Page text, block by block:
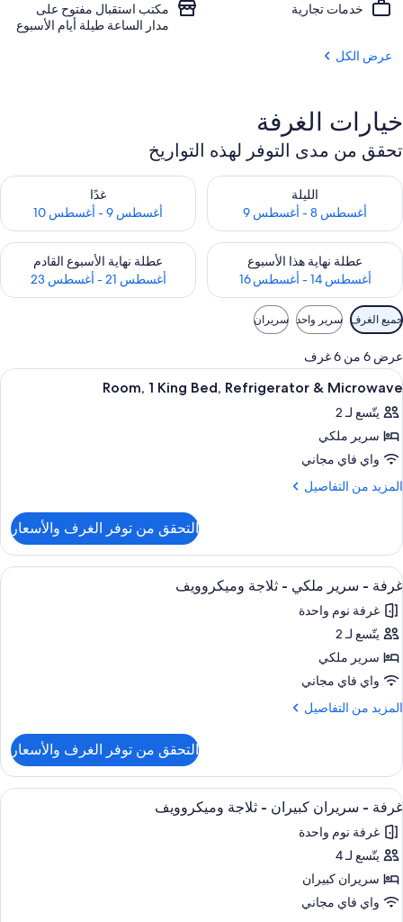
خدمات تجارية
مكتب استقبال مفتوح على
مدار الساعة طيلة أيام الأسبوع
عرض الكل
خيارات الغرفة
تحقق من مدى التوفر لهذه التواريخ
الليلة
أغسطس 8 - أغسطس 9
تحقق من مدى التوفر لليلة للفترة أغسطس 8 - أغسطس 9
غدًا
أغسطس 9 - أغسطس 10
تحقق من مدى التوفر لغد للفترة أغسطس
عطلة نهاية هذا الأسبوع
أغسطس 14 - أغسطس 16
تحقق من مدى التوفر لعطلة نهاية هذا الأسبوع للفترة أغسطس 14 - أغسطس 16
عطلة نهاية الأسبوع القادم
أغسطس 21 - أغسطس 23
تحقق من مدى التوفر لعطلة نهاية
عوامل
التصفية
المتاحة
للغرف
جميع الغرف سرير واحد سريران
عرض 6 من 6 غرف
استعراض
جميع
صور
Room,
1
King
&
Microwave
مكواة/لوح كي وواي فاي مجانًا وملاءات
5
Room, 1 King Bed, Refrigerator & Microwave
يتّسع لـ 2
سرير ملكي
واي فاي مجاني
المزيد من التفاصيل
المزيد
Room,
King
Bed,
Refrigerator
&
Microwave
التحقق من توفر الغرف والأسعار
استعراض
جميع
صور
غرفة
-
سرير
ملكي
وميكروويف
مكواة/لوح كي وواي فاي مجانًا وملاءات
3
غرفة - سرير ملكي - ثلاجة وميكروويف
غرفة نوم واحدة
يتّسع لـ 2
سرير ملكي
واي فاي مجاني
المزيد من التفاصيل
المزيد
غرفة
سرير
ملكي
ثلاجة
وميكروويف
التحقق من توفر الغرف والأسعار
استعراض
جميع
صور
غرفة
-
سريران
مكواة/لوح كي وواي فاي مجانًا وملاءات
3
غرفة - سريران كبيران - ثلاجة وميكروويف
غرفة نوم واحدة
يتّسع لـ 4
سريران كبيران
واي فاي مجاني